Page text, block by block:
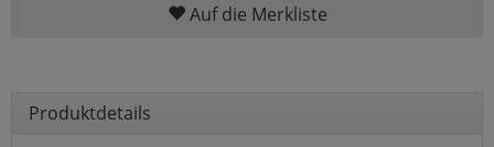
Auf die Merkliste
Produktdetails